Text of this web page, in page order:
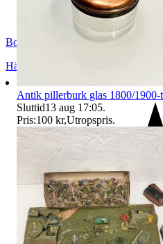
Bohagsbyrån
Hässleholm
Antik pillerburk glas 1800/
Sluttid13 aug 17:05.
Pris:100 kr,Utropspris.